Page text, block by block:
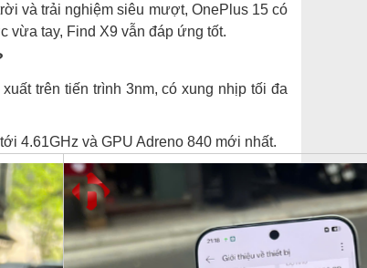
và trải nghiệm siêu mượt, OnePlus 15 có
vừa tay, Find X9 vẫn đáp ứng tốt.
trên tiến trình 3nm, có xung nhịp tối đa
4.61GHz và GPU Adreno 840 mới nhất.